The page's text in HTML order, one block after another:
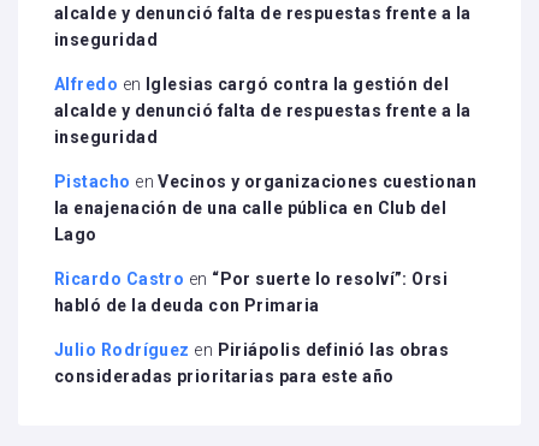
alcalde y denunció falta de respuestas frente a la
inseguridad
Alfredo en
Iglesias cargó contra la gestión del
alcalde y denunció falta de respuestas frente a la
inseguridad
Pistacho enVecinos y organizaciones cuestionan
la enajenación de una calle pública en Club del
Lago
Ricardo Castro en “Por suerte lo resolví”: Orsi
habló de la deuda con Primaria
Julio Rodríguez en Piriápolis definió las obras
consideradas prioritarias para este año